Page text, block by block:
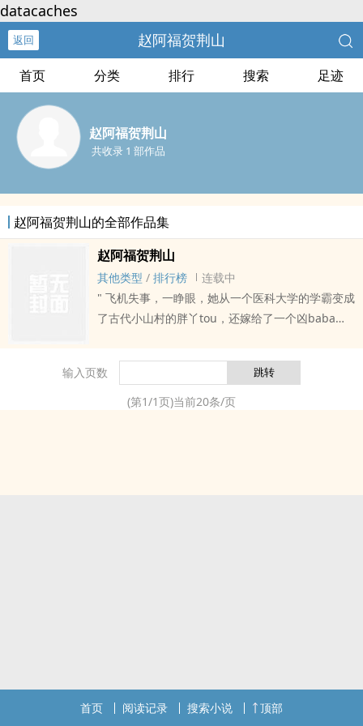
datacaches
返回 赵阿福贺荆山
首页 分类 排行 搜索 足迹
赵阿福贺荆山
共收录 1 部作品
赵阿福贺荆山的全部作品集
赵阿福贺荆山
其他类型 / 排行榜
连载中
" 飞机失事，一睁眼，她从一个医科大学的学霸变成
了古代小山村的胖丫tou，还嫁给了一个凶baba的
得叮当响，还有一个嗷嗷待哺的..
输入页数
(第1/1页)当前20条/页
首页 阅读记录 搜索小说 顶部